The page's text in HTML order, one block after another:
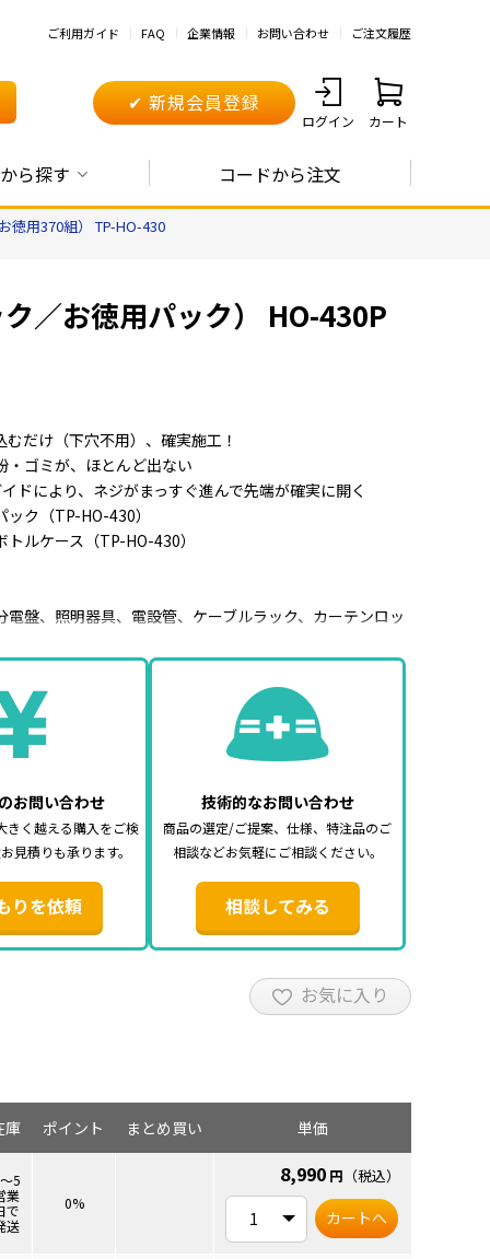
ご利用ガイド FAQ 企業情報 お問い合わせ ご注文履歴
✔ 新規会員登録
ログイン カート
ら探す コードから注文
徳用370組） TP-HO-430
／お徳用パック） HO-430P
だけ（下穴不用）、確実施工！
ゴミが、ほとんど出ない
ドにより、ネジがまっすぐ進んで先端が確実に開く
ク（TP-HO-430）
ルケース（TP-HO-430）
電盤、照明器具、電設管、ケーブルラック、カーテンロッ
お問い合わせ
きく越える購入をご検
見積りも承ります。
りを依頼
技術的なお問い合わせ
商品の選定/ご提案、仕様、特注品のご
相談などお気軽にご相談ください。
相談してみる
お気に入り
庫 ポイント まとめ買い 単価
5
業
で
送
0%
8,990 円 （税込）
カートへ